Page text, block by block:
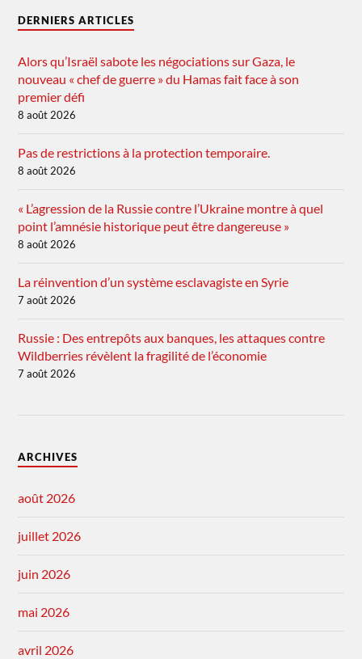
DERNIERS ARTICLES
Alors qu’Israël sabote les négociations sur Gaza, le
nouveau « chef de guerre » du Hamas fait face à son
premier défi
8 août 2026
Pas de restrictions à la protection temporaire.
8 août 2026
« L’agression de la Russie contre l’Ukraine montre à quel
point l’amnésie historique peut être dangereuse »
8 août 2026
La réinvention d’un système esclavagiste en Syrie
7 août 2026
Russie : Des entrepôts aux banques, les attaques contre
Wildberries révèlent la fragilité de l’économie
7 août 2026
ARCHIVES
août 2026
juillet 2026
juin 2026
mai 2026
avril 2026